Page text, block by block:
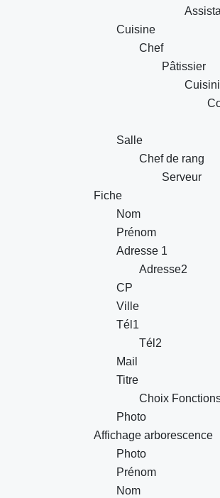
Cuisine
Chef
Pâtissier
Salle
Chef de rang
Serveur
Fiche
Nom
Prénom
Adresse 1
Adresse2
CP
Ville
Tél1
Tél2
Mail
Titre
Choix
Photo
Affichage arborescence
Photo
Prénom
Nom